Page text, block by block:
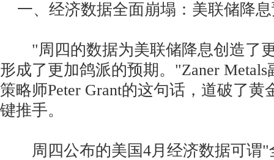
一、经济数据全面崩塌：美联储降
"周四的数据为美联储降息创造了
形成了更加鸽派的预期。"Zaner
策略师Peter Grant的这句话，道破了黄
键推手。
周四公布的美国4月经济数据可谓"